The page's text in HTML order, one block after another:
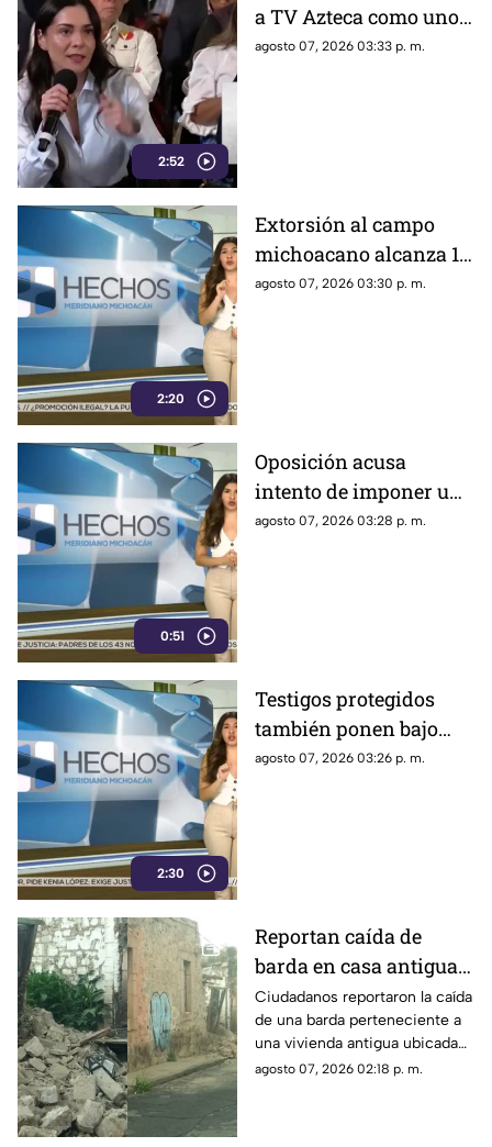
2:52
a TV Azteca como uno
de los medios con
agosto 07, 2026 03:33 p. m.
2:20
Extorsión al campo
michoacano alcanza 18
mil millones de pesos;
agosto 07, 2026 03:30 p. m.
0:51
Oposición acusa
intento de imponer una
sola narrativa y limitar
agosto 07, 2026 03:28 p. m.
2:30
Testigos protegidos
también ponen bajo
presión a políticos en
agosto 07, 2026 03:26 p. m.
Reportan caída de
barda en casa antigua
del Centro de Morelia
Ciudadanos reportaron la caída
de una barda perteneciente a
una vivienda antigua ubicada
en pleno Centro Histórico de
agosto 07, 2026 02:18 p. m.